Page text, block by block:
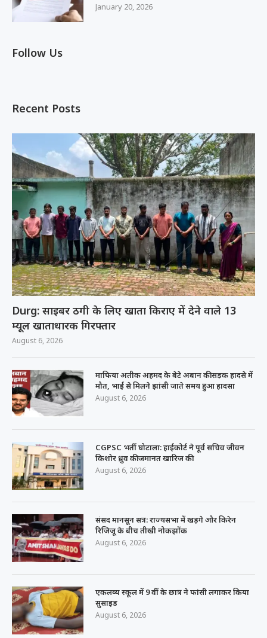
January 20, 2026
Follow Us
Recent Posts
Durg: साइबर ठगी के लिए खाता किराए में देने वाले 13
म्यूल खाताधारक गिरफ्तार
August 6, 2026
माफिया अतीक अहमद के बेटे अबान की सड़क हादसे में
मौत, भाई से मिलने झांसी जाते समय हुआ हादसा
August 6, 2026
CGPSC भर्ती घोटाला: हाईकोर्ट ने पूर्व सचिव जीवन
किशोर ध्रुव की जमानत खारिज की
August 6, 2026
संसद मानसून सत्र: राज्यसभा में खड़गे और किरेन
रिजिजू के बीच तीखी नोकझोंक
August 6, 2026
एकलव्य स्कूल में 9 वीं के छात्र ने फांसी लगाकर किया
सुसाइड
August 6, 2026